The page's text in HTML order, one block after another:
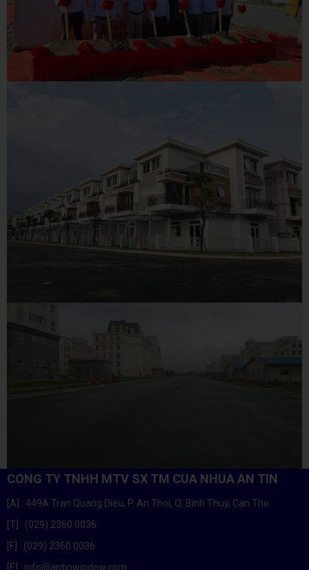
CONG TY TNHH MTV SX TM CUA NHUA AN TIN
[A] : 449A Tran Quang Dieu, P. An Thoi, Q. Binh Thuy, Can Tho
[T] : (029) 2360 0036
[F] : (029) 2360 0036
[E] : info@antinwindow.com